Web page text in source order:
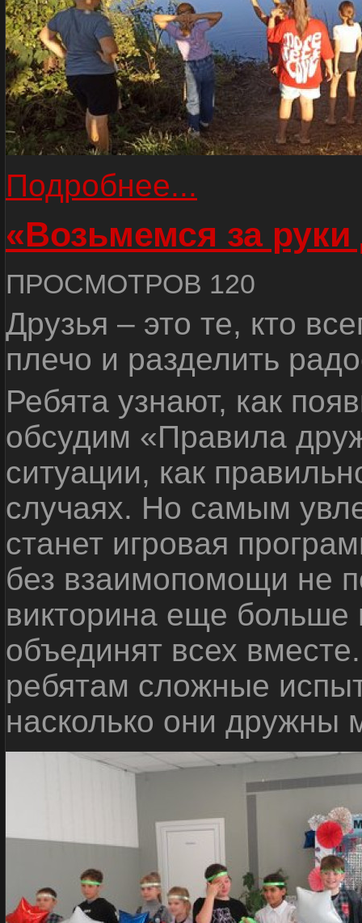
Подробнее...
«Возьмемся за руки
ПРОСМОТРОВ 120
Друзья – это те, кто
плечо и разделить
Ребята узнают, как
обсудим «Правила
ситуации, как
случаях. Но самым
станет игровая
без взаимопомощи не
викторина еще
объединят всех
ребятам сложные
насколько они дружны